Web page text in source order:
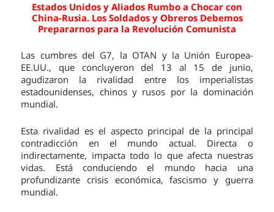
Estados Unidos y Aliados Rumbo a Chocar con
China-Rusia. Los Soldados y Obreros Debemos
Prepararnos para la Revolución Comunista
Las cumbres del G7, la OTAN y la Unión Europea-
EE.UU., que concluyeron del 13 al 15 de junio,
agudizaron la rivalidad entre los imperialistas
estadounidenses, chinos y rusos por la dominación
mundial.
Esta rivalidad es el aspecto principal de la principal
contradicción en el mundo actual. Directa o
indirectamente, impacta todo lo que afecta nuestras
vidas. Está conduciendo el mundo hacia una
profundizante crisis económica, fascismo y guerra
mundial.